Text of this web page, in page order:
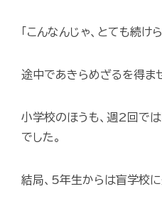
「こんなんじゃ、とても続け
途中であきらめざるを得ま
小学校のほうも、週2回で
でした。
結局、5年生からは盲学校に